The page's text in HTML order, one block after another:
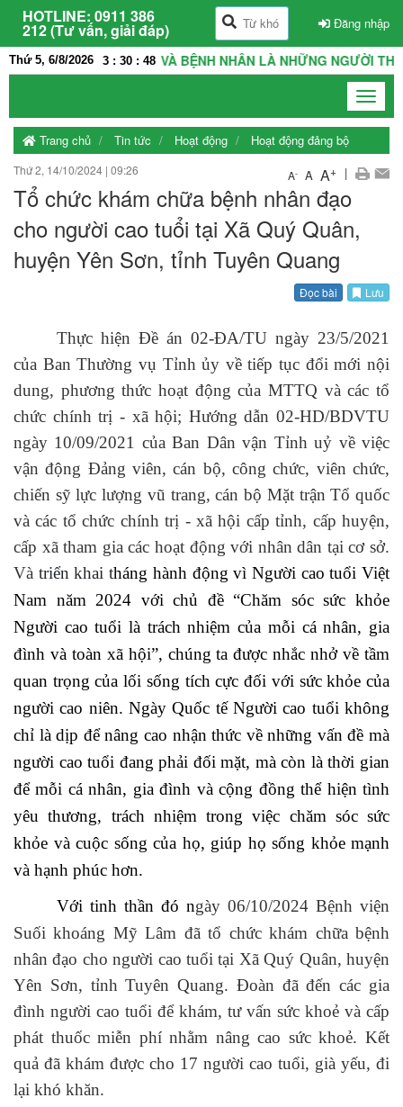
HOTLINE: 0911 386
212 (Tư vấn, giải đáp) Đăng nhập
Thứ 5, 6/8/2026 3 : 30 : 48
THẦY THUỐC VÀ BỆNH NHÂN LÀ NHỮNG NGƯỜI THÂN
Toggle
Trang chủ
Tin tức Hoạt động Hoạt động đảng bộ
Thứ 2, 14/10/2024 | 09:26 A- A A+ |
Tổ chức khám chữa bệnh nhân đạo
cho người cao tuổi tại Xã Quý Quân,
huyện Yên Sơn, tỉnh Tuyên Quang
Đọc bài Lưu
Thực hiện Đề án 02-ĐA/TU ngày 23/5/2021
của Ban Thường vụ Tỉnh ủy về tiếp tục đổi mới nội
dung, phương thức hoạt động của MTTQ và các tổ
chức chính trị - xã hội; Hướng dẫn 02-HD/BDVTU
ngày 10/09/2021 của Ban Dân vận Tỉnh uỷ về việc
vận động Đảng viên, cán bộ, công chức, viên chức,
chiến sỹ lực lượng vũ trang, cán bộ Mặt trận Tổ quốc
và các tổ chức chính trị - xã hội cấp tỉnh, cấp huyện,
cấp xã tham gia các hoạt động với nhân dân tại cơ sở.
Và triển khai tháng hành động vì Người cao tuổi Việt
Nam năm 2024 với chủ đề “Chăm sóc sức khỏe
Người cao tuổi là trách nhiệm của mỗi cá nhân, gia
đình và toàn xã hội”, chúng ta được nhắc nhở về tầm
quan trọng của lối sống tích cực đối với sức khỏe của
người cao niên. Ngày Quốc tế Người cao tuổi không
chỉ là dịp để nâng cao nhận thức về những vấn đề mà
người cao tuổi đang phải đối mặt, mà còn là thời gian
để mỗi cá nhân, gia đình và cộng đồng thể hiện tình
yêu thương, trách nhiệm trong việc chăm sóc sức
khỏe và cuộc sống của họ, giúp họ sống khỏe mạnh
và hạnh phúc hơn.
Với tinh thần đó ngày 06/10/2024 Bệnh viện
Suối khoáng Mỹ Lâm đã tổ chức khám chữa bệnh
nhân đạo cho người cao tuổi tại Xã Quý Quân, huyện
Yên Sơn, tỉnh Tuyên Quang. Đoàn đã đến các gia
đình người cao tuổi để khám, tư vấn sức khoẻ và cấp
phát thuốc miễn phí nhằm nâng cao sức khoẻ. Kết
quả đã khám được cho 17 người cao tuổi, già yếu, đi
lại khó khăn.